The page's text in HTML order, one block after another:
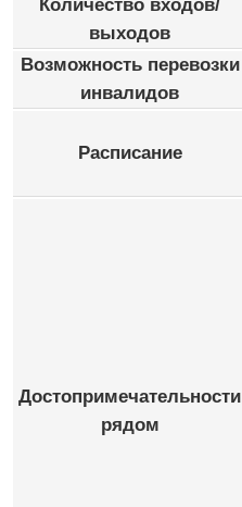
Количество входов/
выходов
Возможность перевозки
инвалидов
Расписание
Достопримечательности
рядом